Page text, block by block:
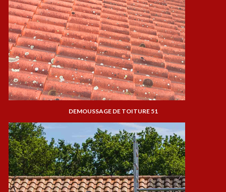
DEMOUSSAGE DE TOITURE 51